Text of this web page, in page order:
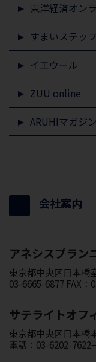
東洋経済オン
すまいステッ
イエウール
ZUU online
ARUHIマガジン
会社案内
アネシスプラン
東京都中央区日本橋
03-6665-6877 FAX：
サテライトオフ
東京都中央区日本橋
電話：03-6202-